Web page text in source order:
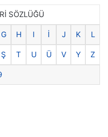
SÖZLÜĞÜ
G H I İ J K L
Ş T U Ü V Y Z